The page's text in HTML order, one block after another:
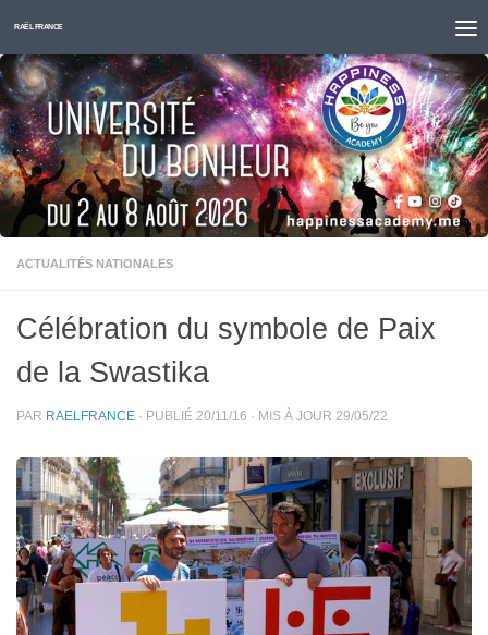
Skip to content
RAËL FRANCE
ACTUALITÉS NATIONALES
Célébration du symbole de Paix
de la Swastika
PAR RAELFRANCE · PUBLIÉ 20/11/16 · MIS À JOUR 29/05/22